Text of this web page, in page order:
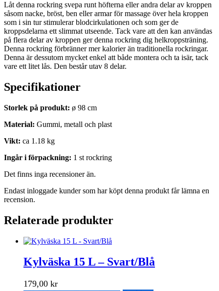
Låt denna rockring svepa runt höfterna eller andra delar av kroppen
såsom nacke, bröst, ben eller armar för massage över hela kroppen
som i sin tur stimulerar blodcirkulationen och som ger de
kroppsdelarna ett slimmat utseende. Tack vare att den kan användas
på flera delar av kroppen ger denna rockring dig helkroppsträning.
Denna rockring förbränner mer kalorier än traditionella rockringar.
Denna är dessutom mycket enkel att både montera och ta isär, tack
vare ett litet lås. Den består utav 8 delar.
Specifikationer
Storlek på produkt: ø 98 cm
Material: Gummi, metall och plast
Vikt: ca 1.18 kg
Ingår i förpackning: 1 st rockring
Det finns inga recensioner än.
Endast inloggade kunder som har köpt denna produkt får lämna en
recension.
Relaterade produkter
Kylväska 15 L – Svart/Blå
179,00 kr